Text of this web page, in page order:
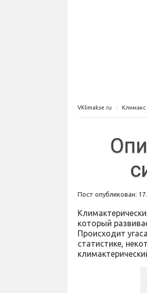
VKlimakse.ru
Пост опубликован:
который
Происходит
статистике,